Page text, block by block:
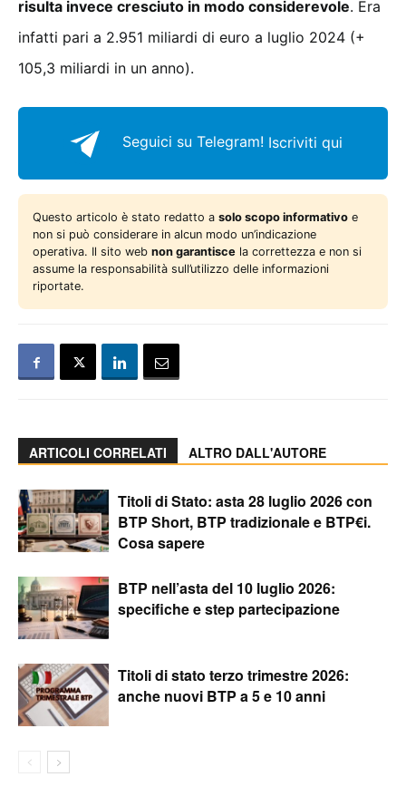
risulta invece cresciuto in modo considerevole. Era
infatti pari a 2.951 miliardi di euro a luglio 2024 (+
105,3 miliardi in un anno).
Seguici su Telegram! Iscriviti qui
Questo articolo è stato redatto a solo scopo informativo e
non si può considerare in alcun modo un’indicazione
operativa. Il sito web non garantisce la correttezza e non si
assume la responsabilità sull’utilizzo delle informazioni
riportate.
ARTICOLI CORRELATI ALTRO DALL'AUTORE
Titoli di Stato: asta 28 luglio 2026 con
BTP Short, BTP tradizionale e BTP€i.
Cosa sapere
BTP nell’asta del 10 luglio 2026:
specifiche e step partecipazione
Titoli di stato terzo trimestre 2026:
anche nuovi BTP a 5 e 10 anni